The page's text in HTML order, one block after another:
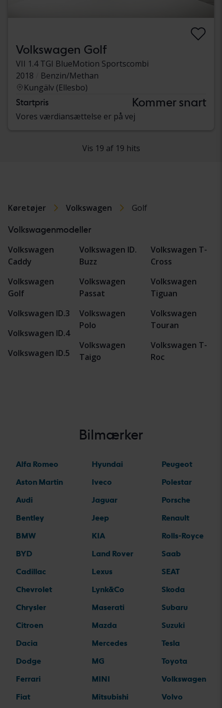
Volkswagen Golf
VII 1.4 TGI BlueMotion Sportscombi
2018
Benzin/Methan
Kungälv (Ellesbo)
Startpris Kommer snart
Vores værdiansættelse er på vej
Vis 19 af 19 hits
Køretøjer Volkswagen Golf
Volkswagenmodeller
Volkswagen
Caddy
Volkswagen
Golf
Volkswagen ID.3
Volkswagen ID.4
Volkswagen ID.5
Volkswagen ID.
Buzz
Volkswagen
Passat
Volkswagen
Polo
Volkswagen
Taigo
Volkswagen T-
Cross
Volkswagen
Tiguan
Volkswagen
Touran
Volkswagen T-
Roc
Bilmærker
Alfa Romeo
Aston Martin
Audi
Bentley
BMW
BYD
Cadillac
Chevrolet
Chrysler
Citroen
Dacia
Dodge
Ferrari
Fiat
Hyundai
Iveco
Jaguar
Jeep
KIA
Land Rover
Lexus
Lynk&Co
Maserati
Mazda
Mercedes
MG
MINI
Mitsubishi
Peugeot
Polestar
Porsche
Renault
Rolls-Royce
Saab
SEAT
Skoda
Subaru
Suzuki
Tesla
Toyota
Volkswagen
Volvo